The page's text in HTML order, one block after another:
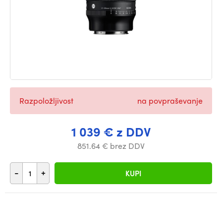
1 039 € z DDV
851.64 € brez DDV
- + KUPI
Razpoložljivost na povpraševanje